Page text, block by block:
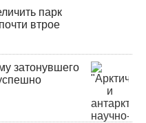
парк
втрое
затонувшего